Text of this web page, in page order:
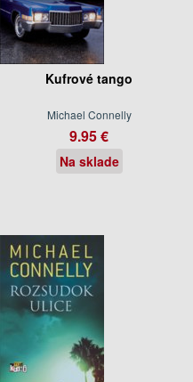
Kufrové tango
Michael Connelly
9.95 €
Na sklade